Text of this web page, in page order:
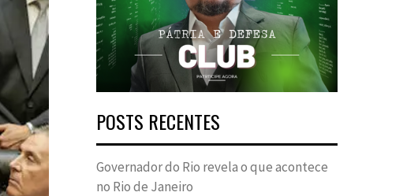
POSTS RECENTES
Governador do Rio revela o que acontece
no Rio de Janeiro